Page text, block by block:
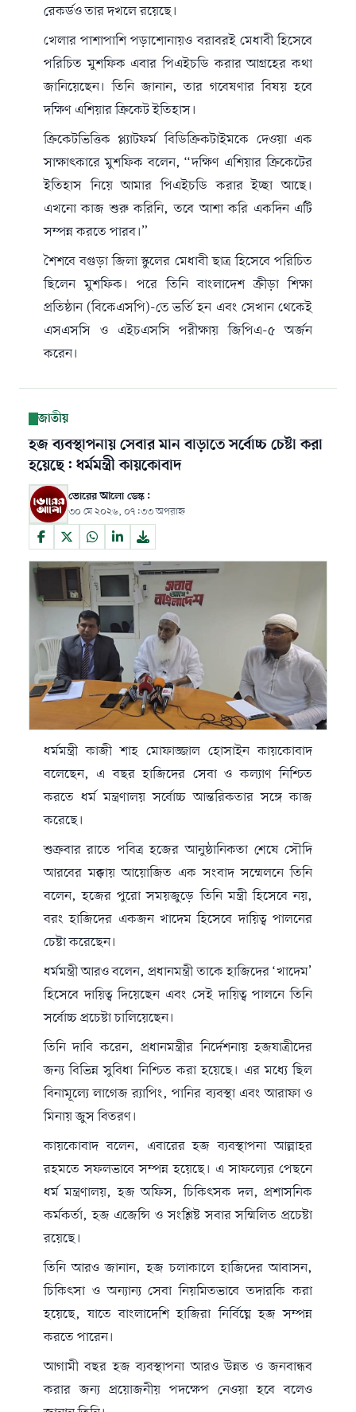
রেকর্ডও তার দখলে রয়েছে।
খেলার পাশাপাশি পড়াশোনায়ও বরাবরই মেধাবী হিসেবে
পরিচিত মুশফিক এবার পিএইচডি করার আগ্রহের কথা
জানিয়েছেন। তিনি জানান, তার গবেষণার বিষয় হবে
দক্ষিণ এশিয়ার ক্রিকেট ইতিহাস।
ক্রিকেটভিত্তিক প্ল্যাটফর্ম বিডিক্রিকটাইমকে দেওয়া এক
সাক্ষাৎকারে মুশফিক বলেন, “দক্ষিণ এশিয়ার ক্রিকেটের
ইতিহাস নিয়ে আমার পিএইচডি করার ইচ্ছা আছে।
এখনো কাজ শুরু করিনি, তবে আশা করি একদিন এটি
সম্পন্ন করতে পারব।”
শৈশবে বগুড়া জিলা স্কুলের মেধাবী ছাত্র হিসেবে পরিচিত
ছিলেন মুশফিক। পরে তিনি বাংলাদেশ ক্রীড়া শিক্ষা
প্রতিষ্ঠান (বিকেএসপি)-তে ভর্তি হন এবং সেখান থেকেই
এসএসসি ও এইচএসসি পরীক্ষায় জিপিএ-৫ অর্জন
করেন।
জাতীয়
হজ ব্যবস্থাপনায় সেবার মান বাড়াতে সর্বোচ্চ চেষ্টা করা
হয়েছে: ধর্মমন্ত্রী কায়কোবাদ
ভোরের আলো ডেস্ক:
৩০ মে ২০২৬, ০৭:৩৩ অপরাহ্ন
ধর্মমন্ত্রী কাজী শাহ মোফাজ্জাল হোসাইন কায়কোবাদ
বলেছেন, এ বছর হাজিদের সেবা ও কল্যাণ নিশ্চিত
করতে ধর্ম মন্ত্রণালয় সর্বোচ্চ আন্তরিকতার সঙ্গে কাজ
করেছে।
শুক্রবার রাতে পবিত্র হজের আনুষ্ঠানিকতা শেষে সৌদি
আরবের মক্কায় আয়োজিত এক সংবাদ সম্মেলনে তিনি
বলেন, হজের পুরো সময়জুড়ে তিনি মন্ত্রী হিসেবে নয়,
বরং হাজিদের একজন খাদেম হিসেবে দায়িত্ব পালনের
চেষ্টা করেছেন।
ধর্মমন্ত্রী আরও বলেন, প্রধানমন্ত্রী তাকে হাজিদের ‘খাদেম’
হিসেবে দায়িত্ব দিয়েছেন এবং সেই দায়িত্ব পালনে তিনি
সর্বোচ্চ প্রচেষ্টা চালিয়েছেন।
তিনি দাবি করেন, প্রধানমন্ত্রীর নির্দেশনায় হজযাত্রীদের
জন্য বিভিন্ন সুবিধা নিশ্চিত করা হয়েছে। এর মধ্যে ছিল
বিনামূল্যে লাগেজ র‌্যাপিং, পানির ব্যবস্থা এবং আরাফা ও
মিনায় জুস বিতরণ।
কায়কোবাদ বলেন, এবারের হজ ব্যবস্থাপনা আল্লাহর
রহমতে সফলভাবে সম্পন্ন হয়েছে। এ সাফল্যের পেছনে
ধর্ম মন্ত্রণালয়, হজ অফিস, চিকিৎসক দল, প্রশাসনিক
কর্মকর্তা, হজ এজেন্সি ও সংশ্লিষ্ট সবার সম্মিলিত প্রচেষ্টা
রয়েছে।
তিনি আরও জানান, হজ চলাকালে হাজিদের আবাসন,
চিকিৎসা ও অন্যান্য সেবা নিয়মিতভাবে তদারকি করা
হয়েছে, যাতে বাংলাদেশি হাজিরা নির্বিঘ্নে হজ সম্পন্ন
করতে পারেন।
আগামী বছর হজ ব্যবস্থাপনা আরও উন্নত ও জনবান্ধব
করার জন্য প্রয়োজনীয় পদক্ষেপ নেওয়া হবে বলেও